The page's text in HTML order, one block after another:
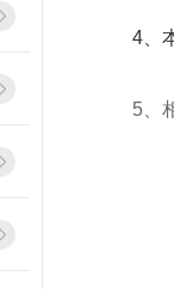
4、本
5、相